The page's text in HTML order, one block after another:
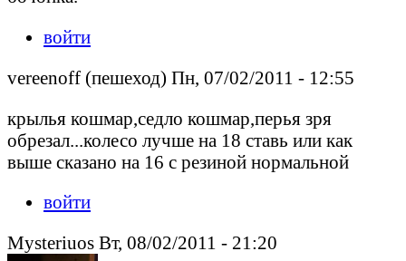
войти
vereenoff (пешеход) Пн, 07/02/2011 - 12:55
крылья кошмар,седло кошмар,перья зря
обрезал...колесо лучше на 18 ставь или как
выше сказано на 16 с резиной нормальной
войти
Mysteriuos Вт, 08/02/2011 - 21:20